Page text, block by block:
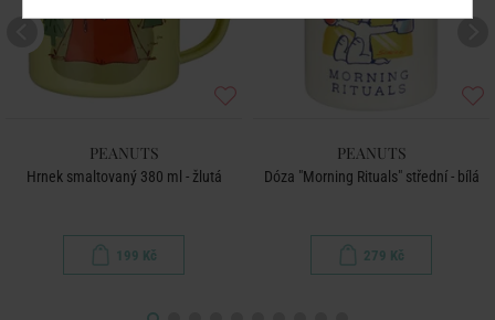
PEANUTS
Hrnek smaltovaný 380 ml - žlutá
199 Kč
PEANUTS
Dóza "Morning Rituals" střední - bílá
279 Kč